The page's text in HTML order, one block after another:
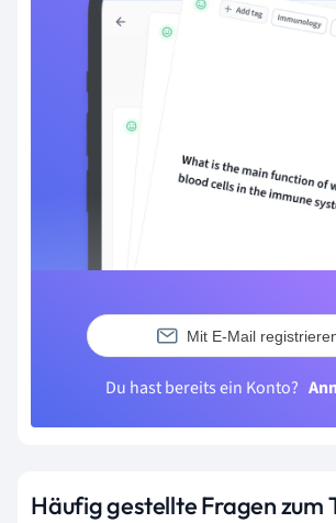
Mit E-Mail
Du hast bereits ein Konto?
Häufig gestellte Fragen zum